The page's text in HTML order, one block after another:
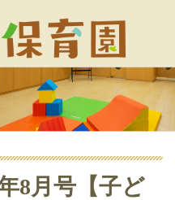
8月号【子ど